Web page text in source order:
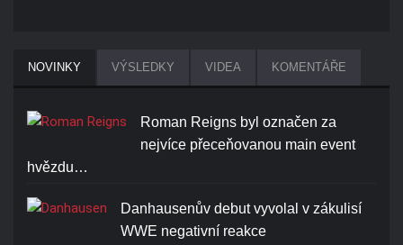
NOVINKY VÝSLEDKY VIDEA KOMENTÁŘE
Roman Reigns byl označen za
nejvíce přeceňovanou main event
hvězdu…
Danhausenův debut vyvolal v zákulisí
WWE negativní reakce